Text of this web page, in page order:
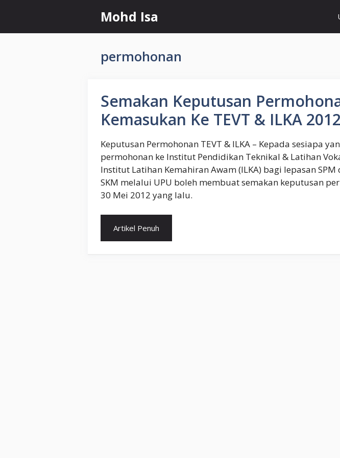
content
Mohd Isa
permohonan
Semakan Keputusan
Kemasukan Ke TEVT & ILKA 2012
Keputusan Permohonan TEVT & ILKA – Kepada sesiapa
permohonan ke Institut Pendidikan Teknikal & Latihan
Institut Latihan Kemahiran Awam (ILKA) bagi lepasan
SKM melalui UPU boleh membuat semakan keputusan
30 Mei 2012 yang lalu.
Artikel Penuh